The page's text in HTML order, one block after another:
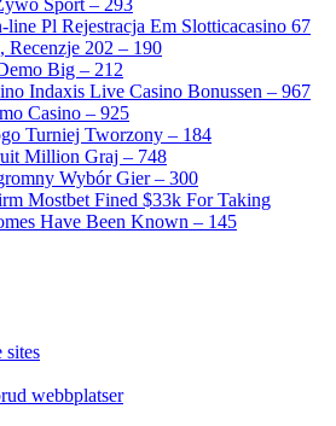
Sport – 293
Pl Rejestracja Em Slotticacasino 67
Recenzje 202 – 190
Big – 212
Indaxis Live Casino Bonussen – 967
Casino – 925
Turniej Tworzony – 184
Million Graj – 748
Wybór Gier – 300
Mostbet Fined $33k For Taking
Have Been Known – 145
sites
webbplatser